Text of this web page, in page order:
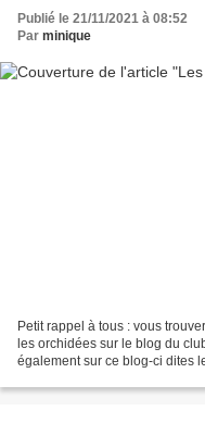
Publié le 21/11/2021 à 08:52
Par minique
Petit rappel à tous : vous
les orchidées sur le blog du club. Si certain(e)s préfèrent que je les
également sur ce blog-ci dites